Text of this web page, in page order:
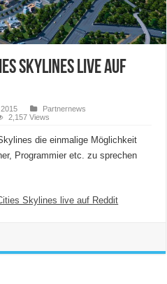
Skylines live auf
Partnernews
2,157 Views
die einmalige Möglichkeit
Programmier etc. zu sprechen
Skylines live auf Reddit